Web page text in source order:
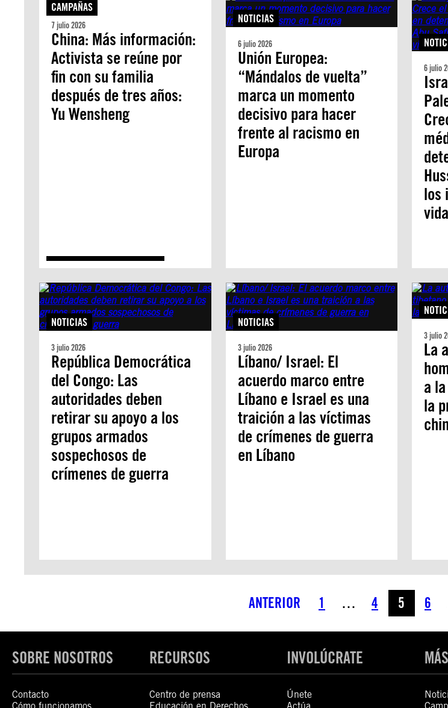
CAMPAÑAS
7 julio 2026
China: Más información:
Activista se reúne por
fin con su familia
después de tres años:
Yu Wensheng
NOTICIAS
6 julio 2026
Unión Europea:
“Mándalos de vuelta”
marca un momento
decisivo para hacer
frente al racismo en
Europa
6 julio
los
NOTICIAS
3 julio 2026
República Democrática
del Congo: Las
autoridades deben
retirar su apoyo a los
grupos armados
sospechosos de
crímenes de guerra
NOTICIAS
3 julio 2026
Líbano/ Israel: El
acuerdo marco entre
Líbano e Israel es una
traición a las víctimas
de crímenes de guerra
en Líbano
3 julio
La
a
la
ANTERIOR 1 … 4 5 6
SOBRE NOSOTROS
Contacto
RECURSOS
Centro de prensa
INVOLÚCRATE
Únete